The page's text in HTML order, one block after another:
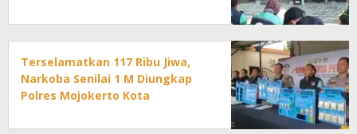
Terselamatkan 117 Ribu Jiwa,
Narkoba Senilai 1 M Diungkap
Polres Mojokerto Kota